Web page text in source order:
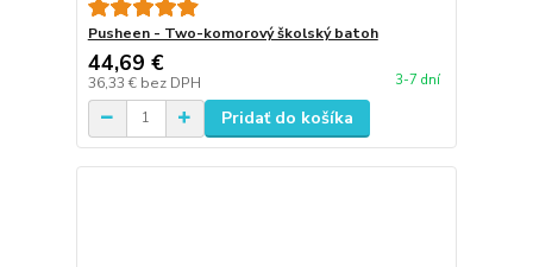
Pusheen - Two-komorový školský batoh
44,69 €
36,33 € bez DPH 3-7 dní
Pridať do košíka